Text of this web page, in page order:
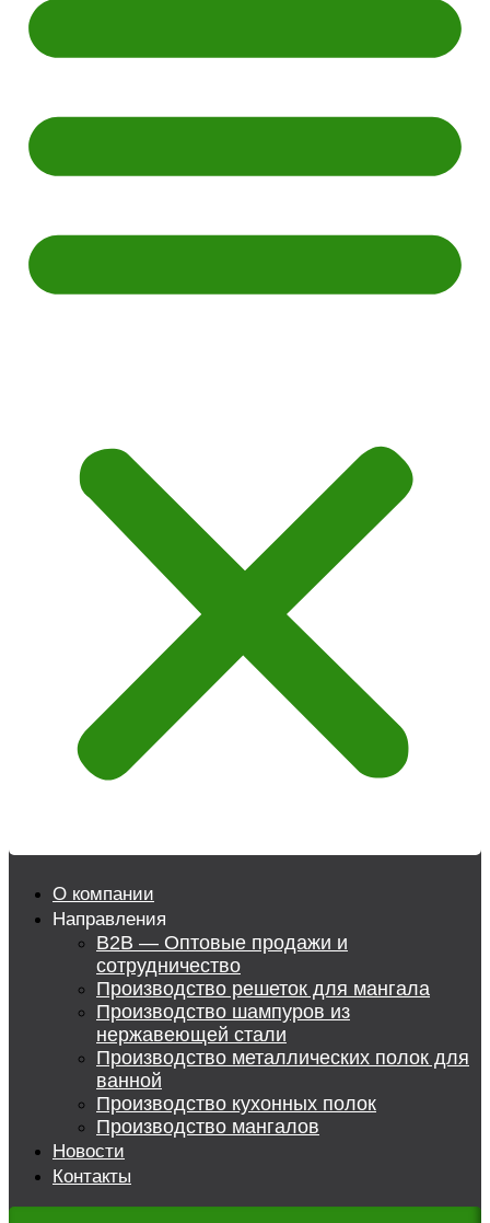
О компании
Направления
B2B — Оптовые продажи и
сотрудничество
Производство решеток для мангала
Производство шампуров из
нержавеющей стали
Производство металлических полок для
ванной
Производство кухонных полок
Производство мангалов
Новости
Контакты